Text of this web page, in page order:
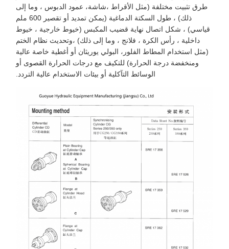
طرق تثبيت مختلفة (مثل الأقراط ،شاشة، عمود الدبوس ، وما إلى
ذلك) ، طول السكتة الدماغية (يمكن تمديد أو تقصير 600 ملم
قياسي) ، شكل اتصال نهاية قضيب المكبس (خيوط خارجية ، خيوط
داخلية ، رأس الكرة ، فلانج ، وما إلى ذلك) ،وتحديث نظام الختم
(مثل استخدام المطاط الفلور، البولي يوريثان أو أغطية خاصة عالية
ومنخفضة درجة الحرارة) للتكيف مع درجات الحرارة القصوى أو
الوسائط التآكلية أو بيئات الاستخدام عالية التردد.